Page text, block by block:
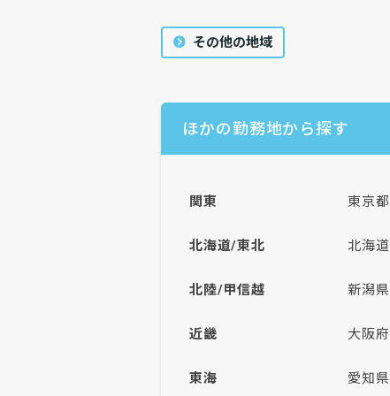
その他の地域
ほかの勤務地から探す
関東 東京都
北海道/東北 北海道
北陸/甲信越 新潟県
近畿 大阪府
東海 愛知県